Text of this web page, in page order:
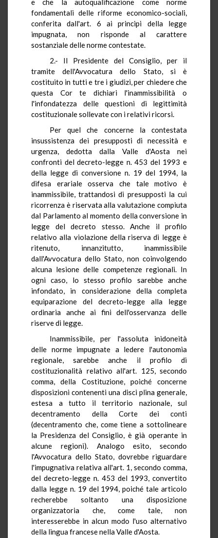
e che la autoqualificazione come norme
fondamentali delle riforme economico-sociali,
conferita dall'art. 6 ai principi della legge
impugnata, non risponde al carattere
sostanziale delle norme contestate.
2.- Il Presidente del Consiglio, per il
tramite dell'Avvocatura dello Stato, si è
costituito in tutti e tre i giudizi, per chiedere che
questa Cor te dichiari l'inammissibilità o
l'infondatezza delle questioni di legittimità
costituzionale sollevate con i relativi ricorsi.
Per quel che concerne la contestata
insussistenza dei presupposti di necessità e
urgenza, dedotta dalla Valle d'Aosta nei
confronti del decreto-legge n. 453 del 1993 e
della legge di conversione n. 19 del 1994, la
difesa erariale osserva che tale motivo è
inammissibile, trattandosi di presupposti la cui
ricorrenza è riservata alla valutazione compiuta
dal Parlamento al momento della conversione in
legge del decreto stesso. Anche il profilo
relativo alla violazione della riserva di legge è
ritenuto, innanzitutto, inammissibile
dall'Avvocatura dello Stato, non coinvolgendo
alcuna lesione delle competenze regionali. In
ogni caso, lo stesso profilo sarebbe anche
infondato, in considerazione della completa
equiparazione del decreto-legge alla legge
ordinaria anche ai fini dell'osservanza delle
riserve di legge.
Inammissibile, per l'assoluta inidoneità
delle norme impugnate a ledere l'autonomia
regionale, sarebbe anche il profilo di
costituzionalità relativo all'art. 125, secondo
comma, della Costituzione, poiché concerne
disposizioni contenenti una disci plina generale,
estesa a tutto il territorio nazionale, sul
decentramento della Corte dei conti
(decentramento che, come tiene a sottolineare
la Presidenza del Consiglio, è già operante in
alcune regioni). Analogo esito, secondo
l'Avvocatura dello Stato, dovrebbe riguardare
l'impugnativa relativa all'art. 1, secondo comma,
del decreto-legge n. 453 del 1993, convertito
dalla legge n. 19 del 1994, poiché tale articolo
recherebbe soltanto una disposizione
organizzatoria che, come tale, non
interesserebbe in alcun modo l'uso alternativo
della lingua francese nella Valle d'Aosta.